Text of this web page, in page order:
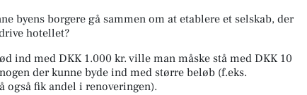
byens borgere gå sammen om at etablere et selskab, der
hotellet?
ind med DKK 1.000 kr. ville man måske stå med DKK 10
der kunne byde ind med større beløb (f.eks.
også fik andel i renoveringen).